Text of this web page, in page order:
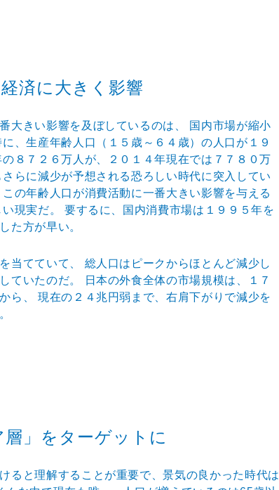
済に大きく影響
大きい影響を及ぼしているのは、 国内市場が縮小
、生産年齢人口（１５歳～６４歳）の人口が１９
８７２６万人が、２０１４年現在では７７８０万
らに減少が予想される恐ろしい時代に突入してい
の年齢人口が消費活動に一番大きい影響を与える
現実だ。 要するに、国内消費市場は１９９５年を
た方が早い。
当てていて、 総人口はピークからほとんど減少し
ていたのだ。 日本の外食全体の市場規模は、１７
ら、 現在の２４兆円弱まで、右肩下がりで減少を
」をターゲットに
ると理解することが重要で、景気の良かった時代は